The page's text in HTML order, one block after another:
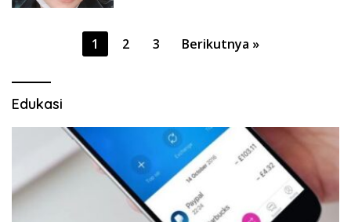
1 2 3 Berikutnya »
Edukasi